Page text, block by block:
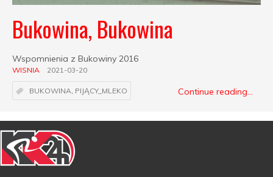
Bukowina, Bukowina
Wspomnienia z Bukowiny 2016
WISNIA 2021-03-20
BUKOWINA, PIJĄCY_MLEKO Continue reading...